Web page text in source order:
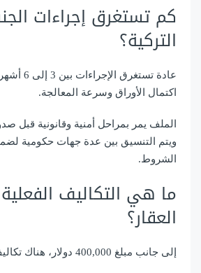
كم تستغرق إجراءات
التركية؟
عادة
اكتمال الأوراق وسرعة المعالجة.
الملف يمر بمراحل أمنية وقانونية قبل
ويتم التنسيق بين عدة جهات حكومية
الشروط.
ما هي التكاليف
العقار؟
إلى جانب مبلغ 400,000 دولار، هناك تكاليف إضافية تشمل: